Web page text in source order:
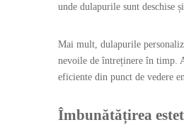
unde dulapurile sunt deschise
Mai mult, dulapurile
nevoile de întreținere în timp.
eficiente din punct de vedere
Îmbunătățirea